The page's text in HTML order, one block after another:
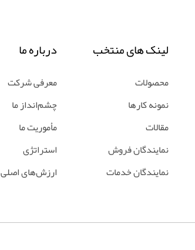
لینک های منتخب
محصولات
نمونه کارها
مقالات
نمایندگان فروش
نمایندگان خدمات
درباره ما
معرفی شرکت
چشم‌انداز ما
مأموریت ما
استراتژی
ارزش‌های اصلی